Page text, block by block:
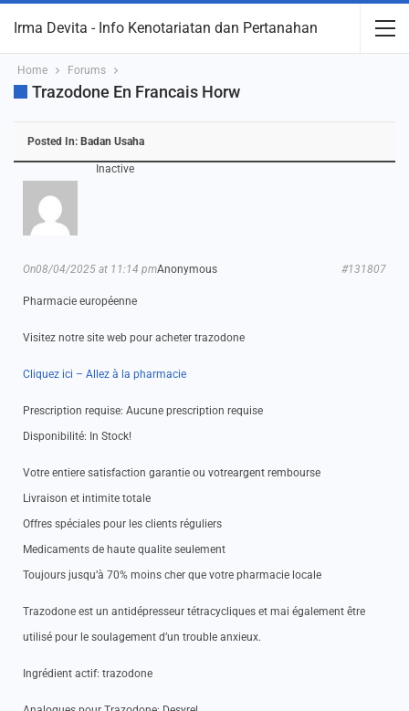
Irma Devita - Info Kenotariatan dan Pertanahan
Home Forums
Trazodone En Francais Horw
Posted In: Badan Usaha
Inactive
Anonymous
On08/04/2025 at 11:14 pm #131807
Pharmacie européenne
Visitez notre site web pour acheter trazodone
Cliquez ici – Allez à la pharmacie
Prescription requise: Aucune prescription requise
Disponibilité: In Stock!
Votre entiere satisfaction garantie ou votreargent rembourse
Livraison et intimite totale
Offres spéciales pour les clients réguliers
Medicaments de haute qualite seulement
Toujours jusqu’à 70% moins cher que votre pharmacie locale
Trazodone est un antidépresseur tétracycliques et mai également être
utilisé pour le soulagement d’un trouble anxieux.
Ingrédient actif: trazodone